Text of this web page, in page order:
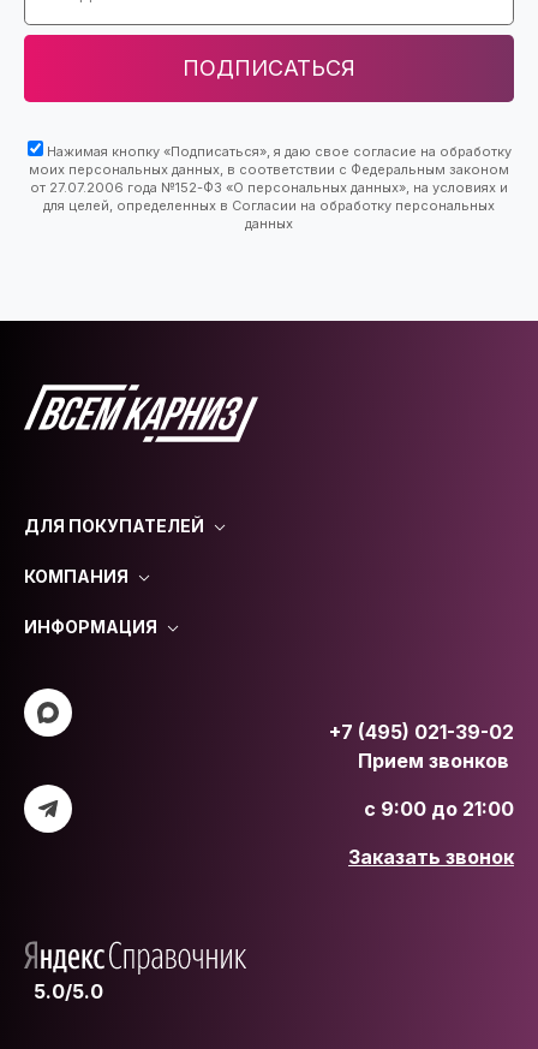
ПОДПИСАТЬСЯ
Нажимая кнопку «Подписаться», я даю свое согласие на обработку
моих персональных данных, в соответствии с Федеральным законом
от 27.07.2006 года №152-ФЗ «О персональных данных», на условиях и
для целей, определенных в Согласии на обработку персональных
данных
ДЛЯ ПОКУПАТЕЛЕЙ
КОМПАНИЯ
ИНФОРМАЦИЯ
+7 (495) 021-39-02
Прием звонков
с 9:00 до 21:00
Заказать звонок
5.0/5.0